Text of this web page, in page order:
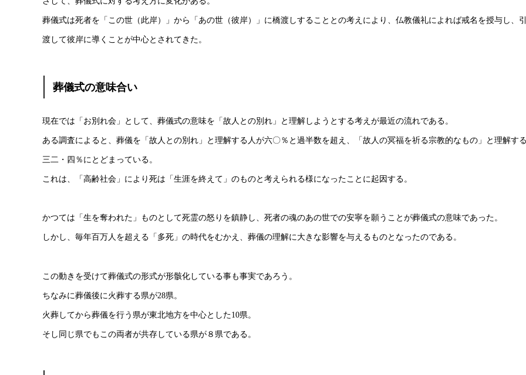
葬儀式は死者を「この世（此岸）」から「あの世（彼岸）」に橋渡しすることとの考えにより、仏教儀礼によれば戒名を授与し、
渡して彼岸に導くことが中心とされてきた。
葬儀式の意味合い
現在では「お別れ会」として、葬儀式の意味を「故人との別れ」と理解しようとする考えが最近の流れである。
ある調査によると、葬儀を「故人との別れ」と理解する人が六〇％と過半数を超え、「故人の冥福を祈る宗教的なもの」と理解す
三二・四％にとどまっている。
これは、「高齢社会」により死は「生涯を終えて」のものと考えられる様になったことに起因する。
かつては「生を奪われた」ものとして死霊の怒りを鎮静し、死者の魂のあの世での安寧を願うことが葬儀式の意味であった。
しかし、毎年百万人を超える「多死」の時代をむかえ、葬儀の理解に大きな影響を与えるものとなったのである。
この動きを受けて葬儀式の形式が形骸化している事も事実であろう。
ちなみに葬儀後に火葬する県が28県。
火葬してから葬儀を行う県が東北地方を中心とした10県。
そし同じ県でもこの両者が共存している県が８県である。